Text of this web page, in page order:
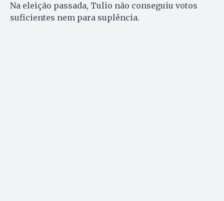
Na eleição passada, Tulio não conseguiu votos
suficientes nem para suplência.